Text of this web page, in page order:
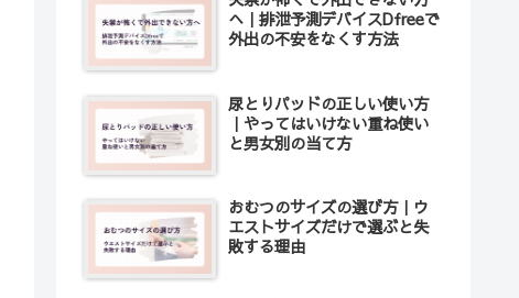
へ｜排泄予測デバイスDfreeで
外出の不安をなくす方法
尿とりパッドの正しい使い方
｜やってはいけない重ね使い
と男女別の当て方
おむつのサイズの選び方｜ウ
エストサイズだけで選ぶと失
敗する理由